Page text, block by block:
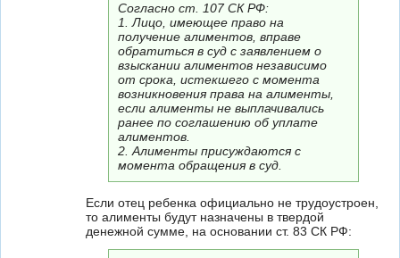
Согласно ст. 107 СК РФ:
1. Лицо, имеющее право на
получение алиментов, вправе
обратиться в суд с заявлением о
взыскании алиментов независимо
от срока, истекшего с момента
возникновения права на алименты,
если алименты не выплачивались
ранее по соглашению об уплате
алиментов.
2. Алименты присуждаются с
момента обращения в суд.
Если отец ребенка официально не трудоустроен,
то алименты будут назначены в твердой
денежной сумме, на основании ст. 83 СК РФ: